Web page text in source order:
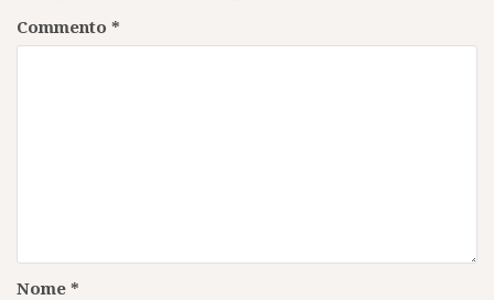
Commento *
Nome *